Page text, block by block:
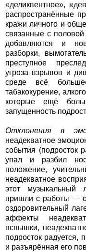
«деликвентное»,
распространённые
кражи личного и
связанные с
добавляются и
разборки,
преступное
угроза взрывов и
среде всё
табакокурение,
которые ещё
запущенность
Отклонения в
неадекватное
события (подросток
упал и разбил
положение,
неадекватное
этот музыкальный
пришли с работы —
оздоровительный
аффекты
вспышки,
подросток радуется,
и разъярённая его